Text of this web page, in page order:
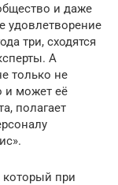
и даже
удовлетворение
три, сходятся
А
только не
и может её
полагает
который при